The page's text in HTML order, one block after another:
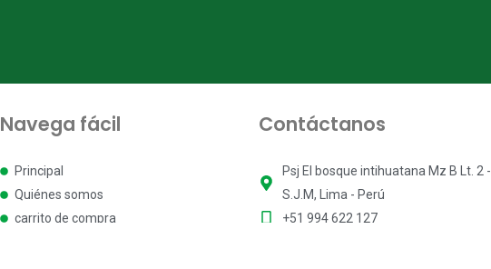
Navega fácil
Principal
Quiénes somos
carrito de compra
Contáctanos
Psj El bosque intihuatana Mz B Lt. 2 -
S.J.M, Lima - Perú
+51 994 622 127